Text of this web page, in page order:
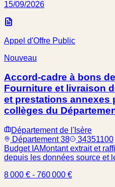
15/09/2026
Appel d'Offre Public
Nouveau
Accord-cadre à bons
Fourniture et livraison
et prestations annexes
collèges du
Département de l'Isère
Département 38
34351100
Budget IAMontant extrait et
depuis les données source et
8 000 € - 760 000 €